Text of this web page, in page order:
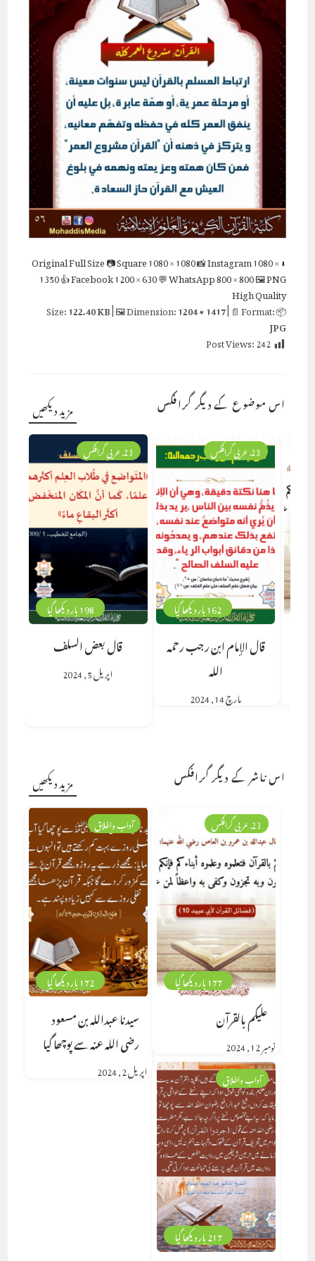
⬇ Original
Full Size📷 Square1080 × 1080📸 Instagram1080 ×
1350👍 Facebook1200 × 630💬 WhatsApp800 × 800🖼 PNG
High Quality
📦 Size:
122.40 KB| 🖼 Dimension:1204 × 1417| 📄 Format:
JPG
Post Views:242
اس موضوع کے دیگر گرافکس مزید دیکھیں
162 بار دیکھا گیا
23. عربی گرافکس
قال الإمام ابن رجب رحمه
الله
مارچ 14, 2024
198 بار دیکھا گیا
23. عربی گرافکس
قال بعض السلف
اپریل 5, 2024
اس ناشر کے دیگر گرافکس مزید دیکھیں
172 بار دیکھا گیا
آداب واخلاق
سیدنا عبداللہ بن مسعود
رضی اللہ عنہ سے پوچھا گیا
اپریل 2, 2024
177 بار دیکھا گیا
23. عربی گرافکس
عليكم بالقرآن
نومبر 12, 2024
217 بار دیکھا گیا
آداب واخلاق